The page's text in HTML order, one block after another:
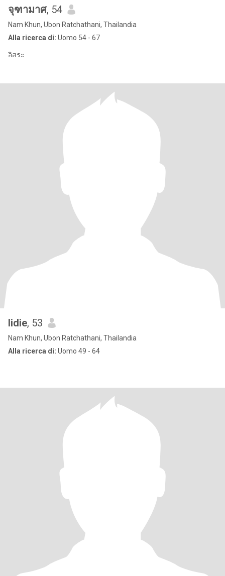
จุฑามาศ, 54
Nam Khun, Ubon Ratchathani, Thailandia
Alla ricerca di: Uomo 54 - 67
อิสระ
lidie, 53
Nam Khun, Ubon Ratchathani, Thailandia
Alla ricerca di: Uomo 49 - 64